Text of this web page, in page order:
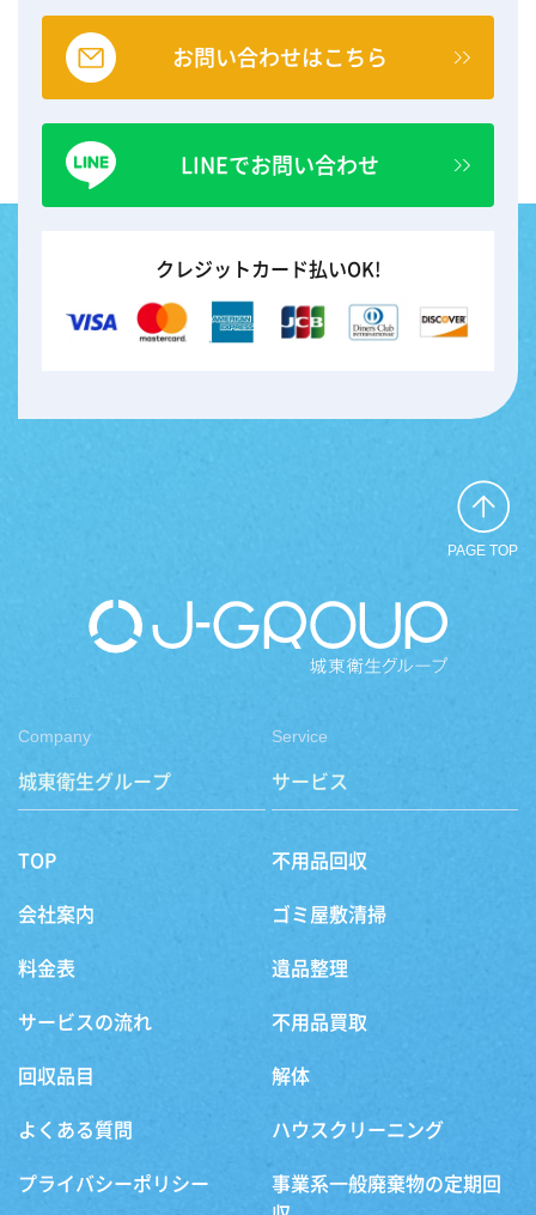
お問い合わせはこちら
LINEでお問い合わせ
クレジットカード払いOK!
PAGE TOP
Company
城東衛生グループ
TOP
会社案内
料金表
サービスの流れ
回収品目
よくある質問
プライバシーポリシー
Service
サービス
不用品回収
ゴミ屋敷清掃
遺品整理
不用品買取
解体
ハウスクリーニング
事業系一般廃棄物の定期回